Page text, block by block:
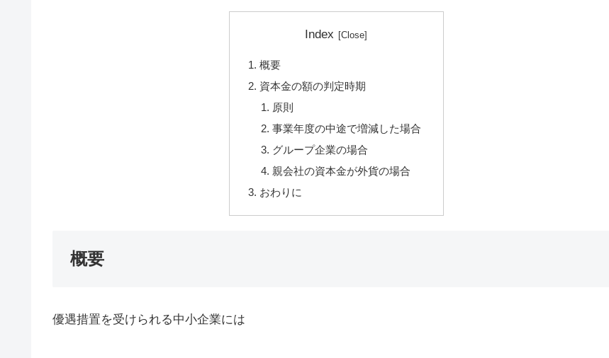
Index
概要
資本金の額の判定時期
原則
事業年度の中途で増減した場合
グループ企業の場合
親会社の資本金が外貨の場合
おわりに
概要
優遇措置を受けられる中小企業には